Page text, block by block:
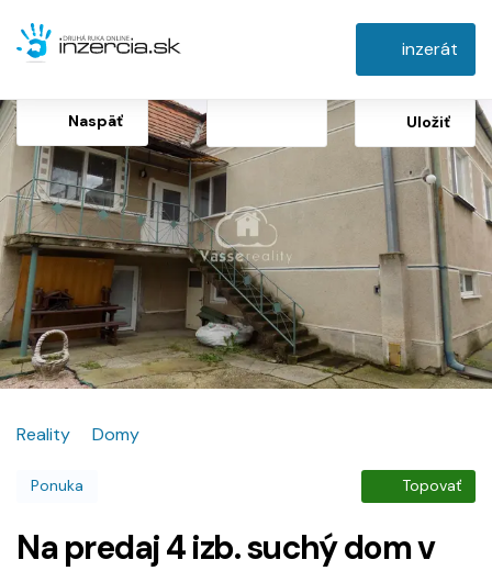
inzerát
Naspäť Uložiť
Reality Domy
Ponuka Topovať
Na predaj 4 izb. suchý dom v